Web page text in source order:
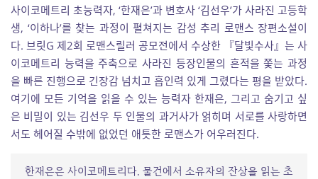
사이코메트리 초능력자, ‘한재은’과 변호사 ‘김선우’가 사라진 고등학
생, ‘이하나’를 찾는 과정이 펼쳐지는 감성 추리 로맨스 장편소설이
다. 브릿G 제2회 로맨스릴러 공모전에서 수상한 『달빛수사』는 사
이코메트리 능력을 주축으로 사라진 등장인물의 흔적을 쫓는 과정
을 빠른 진행으로 긴장감 넘치고 흡인력 있게 그렸다는 평을 받았다.
여기에 모든 기억을 읽을 수 있는 능력자 한재은, 그리고 숨기고 싶
은 비밀이 있는 김선우 두 인물의 과거사가 얽히며 서로를 사랑하면
서도 헤어질 수밖에 없었던 애틋한 로맨스가 어우러진다.
한재은은 사이코메트리다. 물건에서 소유자의 잔상을 읽는 초